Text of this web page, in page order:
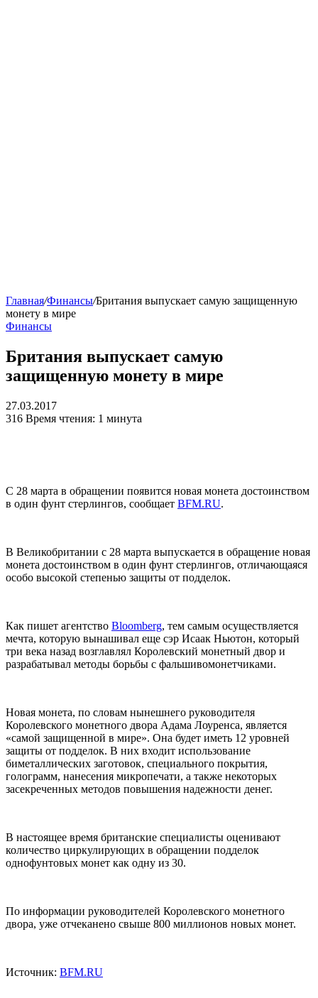
Главная/Финансы/Британия выпускает самую защищенную
монету в мире
Финансы
Британия выпускает самую
защищенную монету в мире
27.03.2017
316 Время чтения: 1 минута
С 28 марта в обращении появится новая монета достоинством
в один фунт стерлингов, сообщает BFM.RU.
В Великобритании с 28 марта выпускается в обращение новая
монета достоинством в один фунт стерлингов, отличающаяся
особо высокой степенью защиты от подделок.
Как пишет агентство Bloomberg, тем самым осуществляется
мечта, которую вынашивал еще сэр Исаак Ньютон, который
три века назад возглавлял Королевский монетный двор и
разрабатывал методы борьбы с фальшивомонетчиками.
Новая монета, по словам нынешнего руководителя
Королевского монетного двора Адама Лоуренса, является
«самой защищенной в мире». Она будет иметь 12 уровней
защиты от подделок. В них входит использование
биметаллических заготовок, специального покрытия,
голограмм, нанесения микропечати, а также некоторых
засекреченных методов повышения надежности денег.
В настоящее время британские специалисты оценивают
количество циркулирующих в обращении подделок
однофунтовых монет как одну из 30.
По информации руководителей Королевского монетного
двора, уже отчеканено свыше 800 миллионов новых монет.
Источник: BFM.RU